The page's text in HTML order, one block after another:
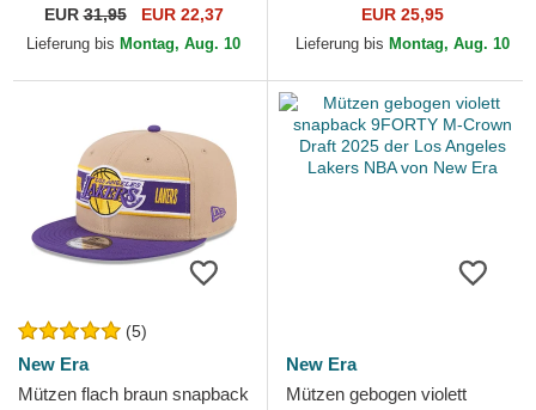
9TWENTY Tip Off 2023 der
Los Angeles Lakers NBA von
EUR31,95 EUR 22,37
Lieferung bis Montag, Aug. 10
League Essential der New
York Yankees MLB von...
EUR 25,95
Lieferung bis Montag, Aug. 10
(5)
New Era
Mützen flach braun snapback
New Era
Mützen gebogen violett